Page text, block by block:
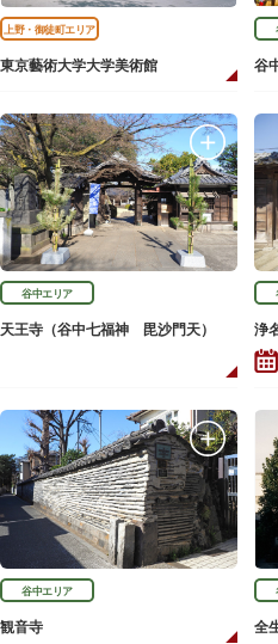
上野・御徒町エリア
東京藝術大学大学美術館 谷
谷中エリア
天王寺（谷中七福神 毘沙門天） 浄
谷中エリア
観音寺 全